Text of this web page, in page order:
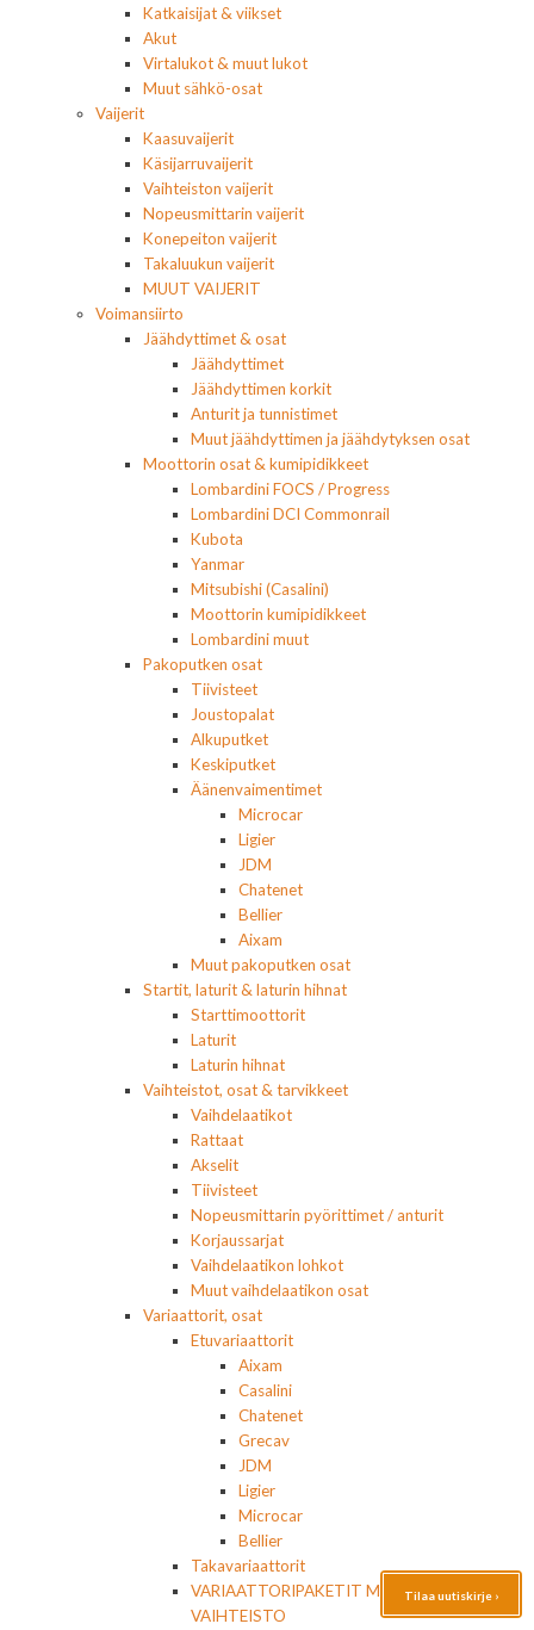
Katkaisijat & viikset
Akut
Virtalukot & muut lukot
Muut sähkö-osat
Vaijerit
Kaasuvaijerit
Käsijarruvaijerit
Vaihteiston vaijerit
Nopeusmittarin vaijerit
Konepeiton vaijerit
Takaluukun vaijerit
MUUT VAIJERIT
Voimansiirto
Jäähdyttimet & osat
Jäähdyttimet
Jäähdyttimen korkit
Anturit ja tunnistimet
Muut jäähdyttimen ja jäähdytyksen osat
Moottorin osat & kumipidikkeet
Lombardini FOCS / Progress
Lombardini DCI Commonrail
Kubota
Yanmar
Mitsubishi (Casalini)
Moottorin kumipidikkeet
Lombardini muut
Pakoputken osat
Tiivisteet
Joustopalat
Alkuputket
Keskiputket
Äänenvaimentimet
Microcar
Ligier
JDM
Chatenet
Bellier
Aixam
Muut pakoputken osat
Startit, laturit & laturin hihnat
Starttimoottorit
Laturit
Laturin hihnat
Vaihteistot, osat & tarvikkeet
Vaihdelaatikot
Rattaat
Akselit
Tiivisteet
Nopeusmittarin pyörittimet / anturit
Korjaussarjat
Vaihdelaatikon lohkot
Muut vaihdelaatikon osat
Variaattorit, osat
Etuvariaattorit
Aixam
Casalini
Chatenet
Grecav
JDM
Ligier
Microcar
Bellier
Takavariaattorit
VARIAATTORIPAKETIT MOOTTORI+
VAIHTEISTO
Tilaa uutiskirje ›